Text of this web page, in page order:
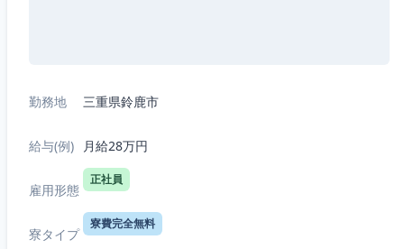
勤務地 三重県鈴鹿市
給与(例) 月給28万円
雇用形態
正社員
寮タイプ
寮費完全無料